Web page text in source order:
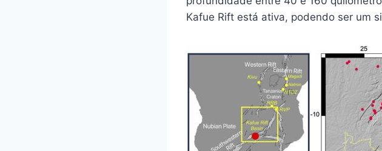
Kafue Rift está ativa, podendo ser um